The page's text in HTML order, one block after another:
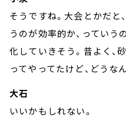
そうですね。大会とかだと
うのが効率的か、ってい
化していきそう。昔よく、
ってやってたけど、どうな
大石
いいかもしれない。